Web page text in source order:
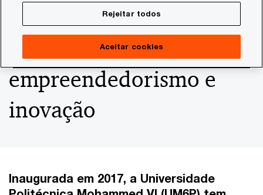
fundou uma
universidade voltada ao
empreendedorismo e
inovação
Inaugurada em 2017, a Universidade
Rejeitar todos
Aceitar cookies